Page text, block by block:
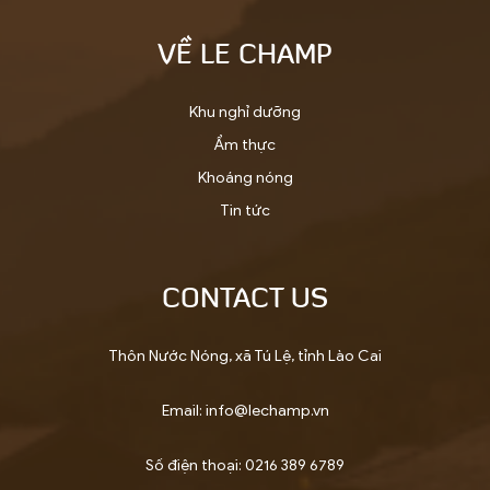
VỀ LE CHAMP
Khu nghỉ dưỡng
Ẩm thực
Khoáng nóng
Tin tức
CONTACT US
Thôn Nước Nóng, xã Tú Lệ, tỉnh Lào Cai
Email: info@lechamp.vn
Số điện thoại: 0216 389 6789